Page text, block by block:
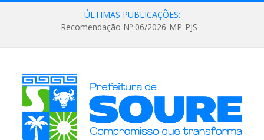
ÚLTIMAS PUBLICAÇÕES:
Recomendação Nº 06/2026-MP-PJS